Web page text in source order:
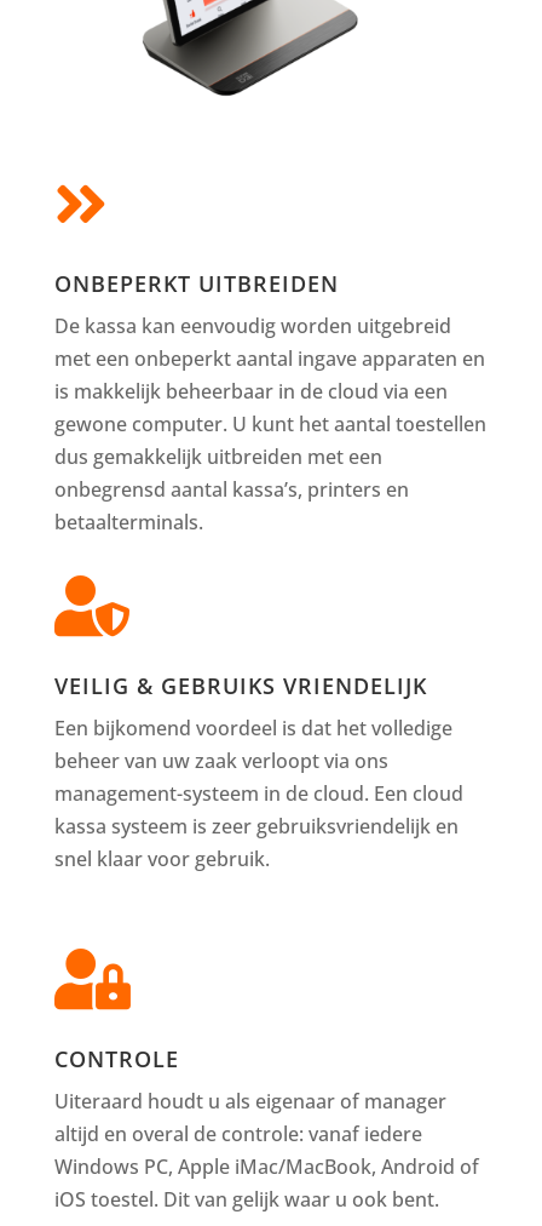

ONBEPERKT UITBREIDEN
De kassa kan eenvoudig worden uitgebreid
met een onbeperkt aantal ingave apparaten en
is makkelijk beheerbaar in de cloud via een
gewone computer. U kunt het aantal toestellen
dus gemakkelijk uitbreiden met een
onbegrensd aantal kassa’s, printers en
betaalterminals.

VEILIG & GEBRUIKS VRIENDELIJK
Een bijkomend voordeel is dat het volledige
beheer van uw zaak verloopt via ons
management-systeem in de cloud. Een cloud
kassa systeem is zeer gebruiksvriendelijk en
snel klaar voor gebruik.

CONTROLE
Uiteraard houdt u als eigenaar of manager
altijd en overal de controle: vanaf iedere
Windows PC, Apple iMac/MacBook, Android of
iOS toestel. Dit van gelijk waar u ook bent.